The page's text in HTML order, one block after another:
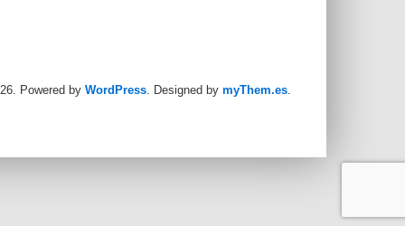
Powered by WordPress. Designed by myThem.es.